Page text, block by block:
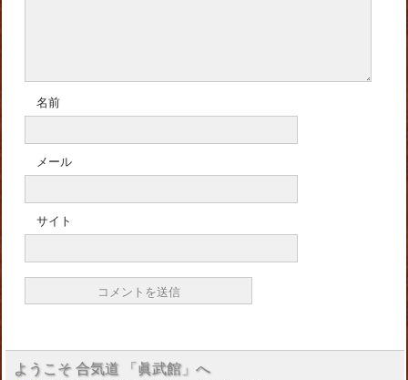
名前
メール
サイト
ようこそ 合気道 「眞武館」へ